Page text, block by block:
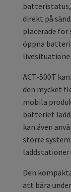
direkt på
placerade
öppna
ACT-500T
den mycket
mobila
batteriet
kan även
större
laddstationer
Den
att bära